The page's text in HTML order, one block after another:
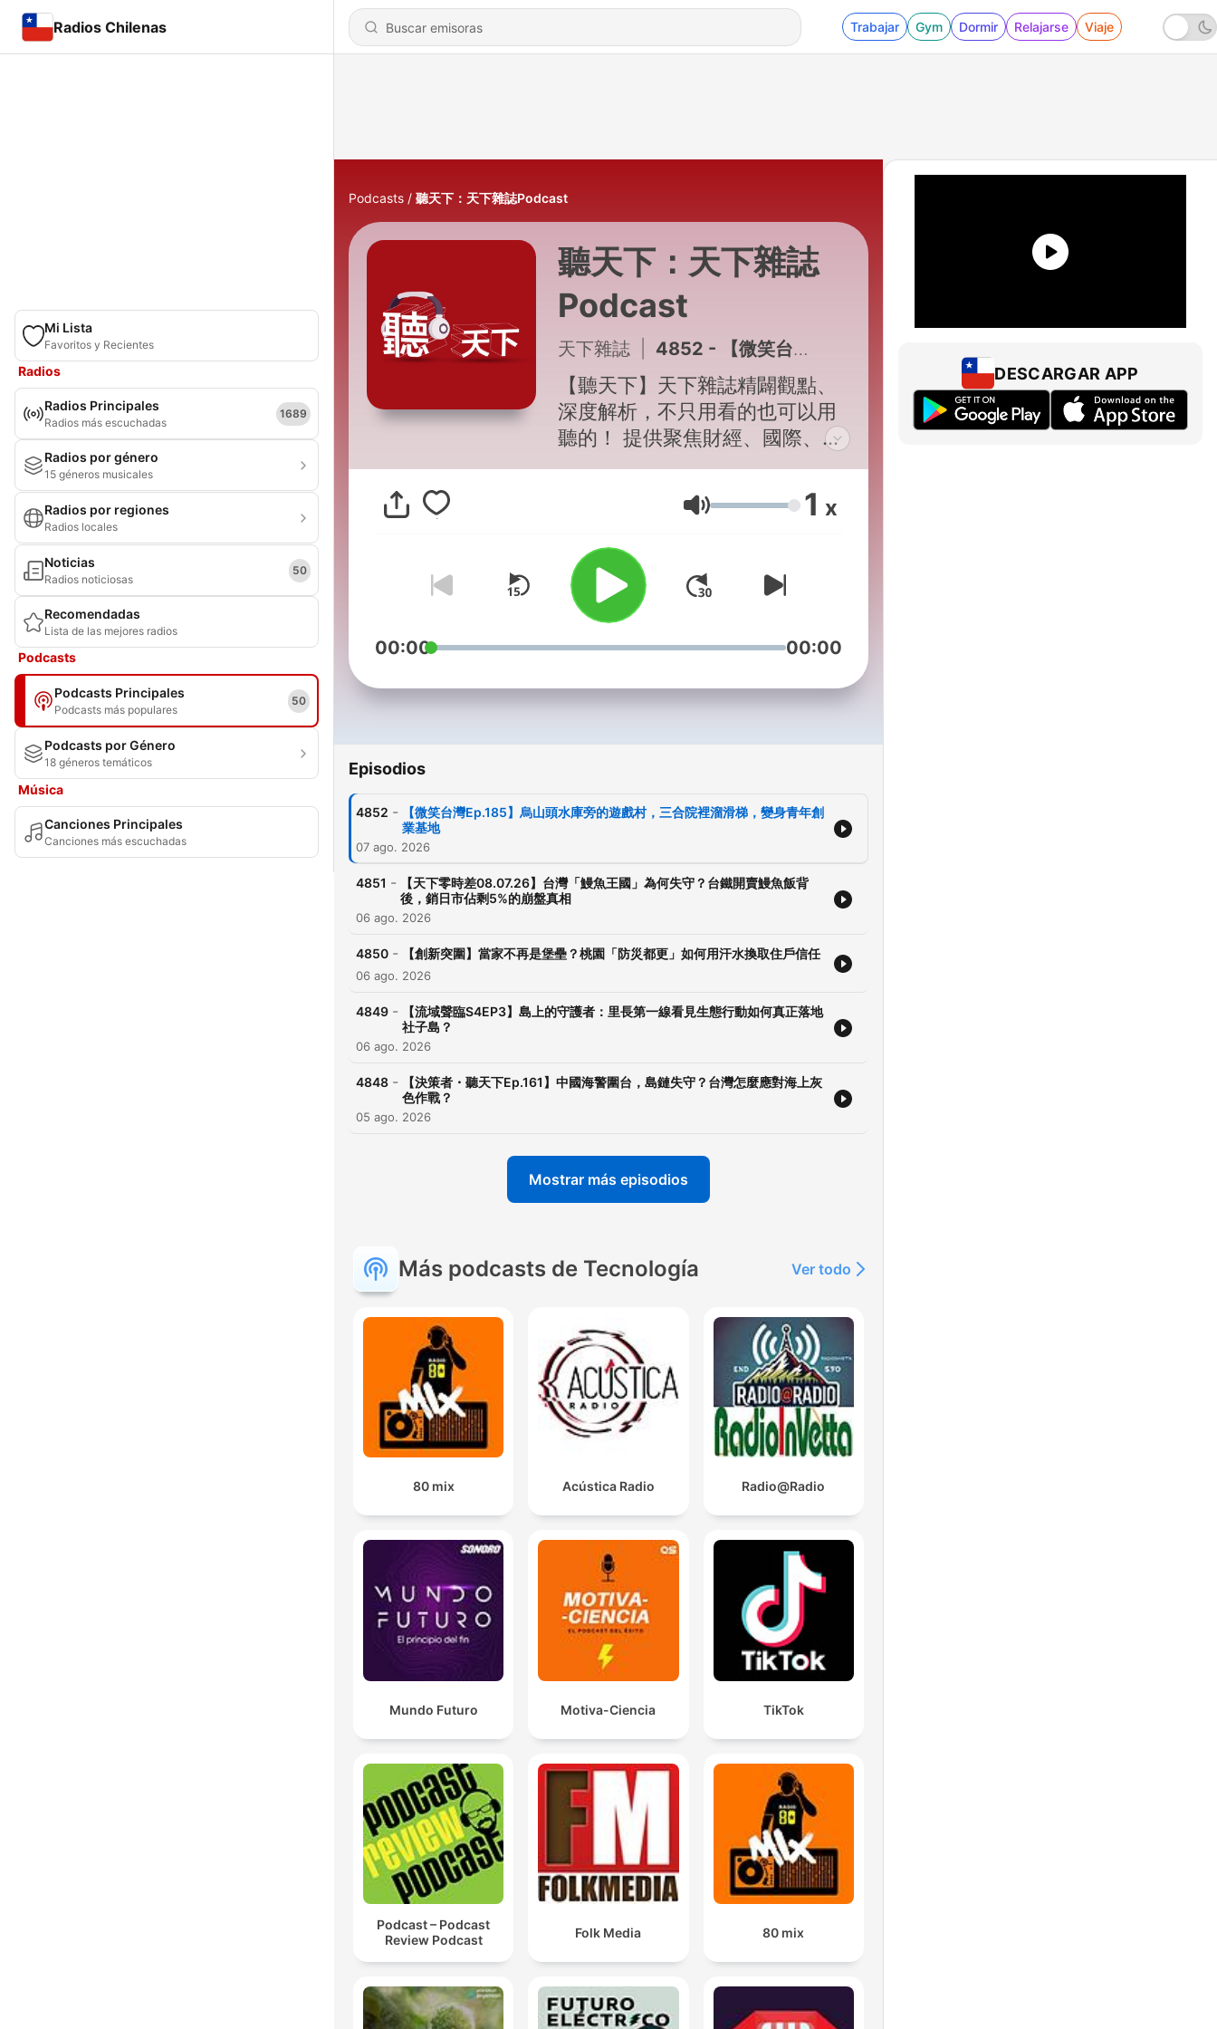
Radios Chilenas Trabajar Gym Dormir Relajarse Viaje
Mi Lista
Favoritos y Recientes
Radios
Radios Principales
Radios más escuchadas
1689
Radios por género
15 géneros musicales
Radios por regiones
Radios locales
Noticias
Radios noticiosas
50
Recomendadas
Lista de las mejores radios
Podcasts
Podcasts Principales
Podcasts más populares
50
Podcasts por Género
18 géneros temáticos
Música
Canciones Principales
Canciones más escuchadas
Podcasts 聽天下：天下雜誌Podcast
聽天下：天下雜誌
Podcast
天下雜誌 4852 - 【微笑台灣Ep.185】烏山頭水庫旁的遊戲村，三合院裡溜滑梯，變身青年創業基地
【聽天下】天下雜誌精闢觀點、
深度解析，不只用看的也可以用
聽的！ 提供聚焦財經、國際、趨
勢的優質新聞、訪談與評論，天
天更新。最新節目表看這邊：
https://bit.ly/3Esp2Fl 【天下零
時差】早上8點聽天下，掌握國
際、財經趨勢零時差。 【決策
者・聽天下】天下總編輯對話產
官學界關鍵領袖人物，導讀天下
封面故事。 【經濟學人＠天下】
人》，掌握世界政經趨勢。 【阿
下總主筆陳良榕暢談半導體產業
資新準則，企業好公民，永續會
的總和，城市的未來，充滿無限
想像。 【管理同學會】天下雜誌
應用。 【Off學】星期天用聽的
灣】以深度旅遊和人情故事，體
【聰明慢老】陪你從日常養成保
你聽見看不見的台灣 【服務一點
訣】掌握一點訣，與廣大服務業
代作者分享觀點與故事。（完整
） 【天下經濟論壇】CWEF天下
經濟論壇，搭建產官學菁英對話
平台。 ＊姊妹頻道「天下學
習」，歡迎搜尋收聽：
https://pse.is/7c7lp8 ＊訂閱天
https://reurl.cc/g7g0EN ＊意見
信箱：bill@cw.com.tw ＊「聽天
下」清楚分類更好聽，下載天下
雜誌App：
https://topic.cw.com.tw/cwapp/applink/cwapp.html
-- Hosting provided by
SoundOn
Volumen 1 x
00:00 00:00
Episodios
4852 -
【微笑台灣Ep.185】烏山頭水庫旁的遊戲村，三合院裡溜滑梯，變身青年創
業基地
07 ago. 2026
4851 -
【天下零時差08.07.26】台灣「鰻魚王國」為何失守？台鐵開賣鰻魚飯背
後，銷日市佔剩5%的崩盤真相
06 ago. 2026
4850 - 【創新突圍】當家不再是堡壘？桃園「防災都更」如何用汗水換取住戶信任
06 ago. 2026
4849 -
【流域聲臨S4EP3】島上的守護者：里長第一線看見生態行動如何真正落地
社子島？
06 ago. 2026
4848 -
【決策者・聽天下Ep.161】中國海警圍台，島鏈失守？台灣怎麼應對海上灰
色作戰？
05 ago. 2026
Mostrar más episodios
Más podcasts de Tecnología Ver todo
80 mix Acústica Radio Radio@Radio
Mundo Futuro Motiva-Ciencia TikTok
Podcast – Podcast
Review Podcast
Folk Media 80 mix
DESCARGAR APP